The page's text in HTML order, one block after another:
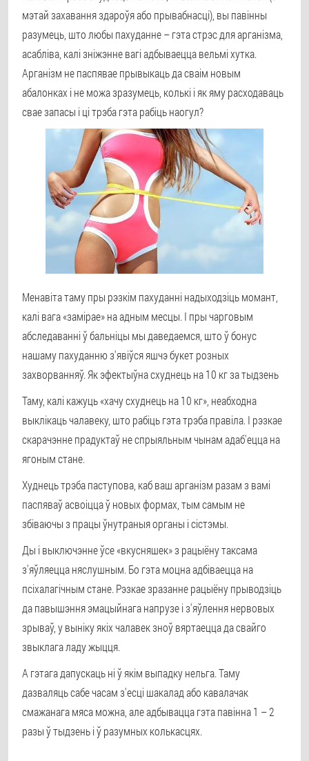
мэтай захавання здароўя або прывабнасці), вы павінны
разумець, што любы пахуданне – гэта стрэс для арганізма,
асабліва, калі зніжэнне вагі адбываецца вельмі хутка.
Арганізм не паспявае прывыкаць да сваім новым
абалонках і не можа зразумець, колькі і як яму расходаваць
свае запасы і ці трэба гэта рабіць наогул?
Менавіта таму пры рэзкім пахуданні надыходзіць момант,
калі вага «замірае» на адным месцы. І пры чарговым
абследаванні ў бальніцы мы даведаемся, што ў бонус
нашаму пахуданню з'явіўся яшчэ букет розных
захворванняў. Як эфектыўна схуднець на 10 кг за тыдзень
Таму, калі кажуць «хачу схуднець на 10 кг», неабходна
выклікаць чалавеку, што рабіць гэта трэба правіла. І рэзкае
скарачэнне прадуктаў не спрыяльным чынам адаб'ецца на
ягоным стане.
Худнець трэба паступова, каб ваш арганізм разам з вамі
паспяваў асвоіцца ў новых формах, тым самым не
збіваючы з працы ўнутраныя органы і сістэмы.
Ды і выключэнне ўсе «вкусняшек» з рацыёну таксама
з'яўляецца няслушным. Бо гэта моцна адбіваецца на
псіхалагічным стане. Рэзкае зразанне рацыёну прыводзіць
да павышэння эмацыйнага напрузе і з'яўлення нервовых
зрываў, у выніку якіх чалавек зноў вяртаецца да свайго
звыклага ладу жыцця.
А гэтага дапускаць ні ў якім выпадку нельга. Таму
дазваляць сабе часам з'есці шакалад або кавалачак
смажанага мяса можна, але адбывацца гэта павінна 1 – 2
разы ў тыдзень і ў разумных колькасцях.